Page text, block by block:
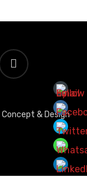
email
Concept & Design